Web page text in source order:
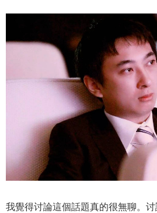
我覺得讨論這個話題真的很無聊。